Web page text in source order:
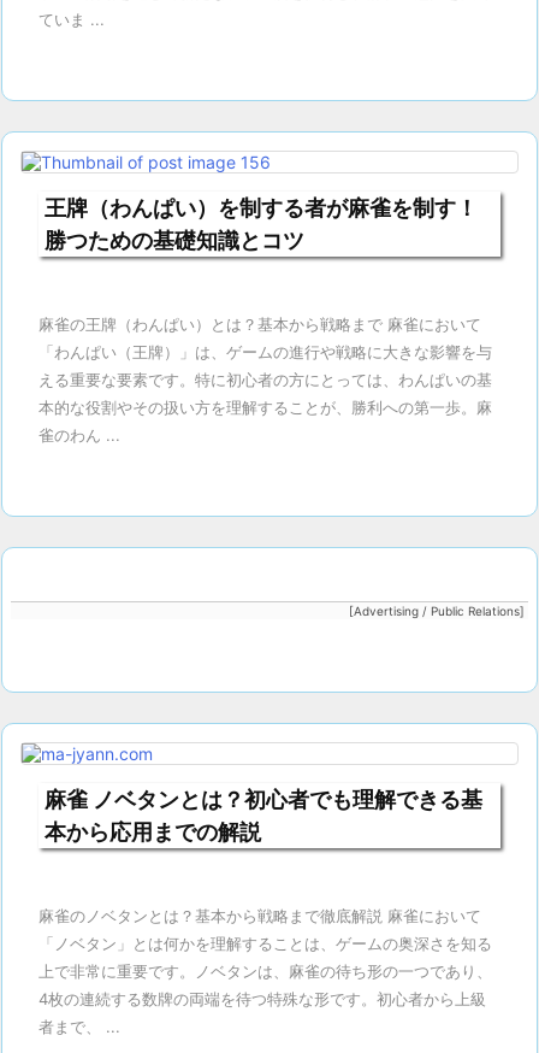
ていま ...
王牌（わんぱい）を制する者が麻雀を制す！
勝つための基礎知識とコツ
麻雀の王牌（わんぱい）とは？基本から戦略まで 麻雀において
「わんぱい（王牌）」は、ゲームの進行や戦略に大きな影響を与
える重要な要素です。特に初心者の方にとっては、わんぱいの基
本的な役割やその扱い方を理解することが、勝利への第一歩。麻
雀のわん ...
[Advertising / Public Relations]
麻雀 ノベタンとは？初心者でも理解できる基
本から応用までの解説
麻雀のノベタンとは？基本から戦略まで徹底解説 麻雀において
「ノベタン」とは何かを理解することは、ゲームの奥深さを知る
上で非常に重要です。ノベタンは、麻雀の待ち形の一つであり、
4枚の連続する数牌の両端を待つ特殊な形です。初心者から上級
者まで、 ...